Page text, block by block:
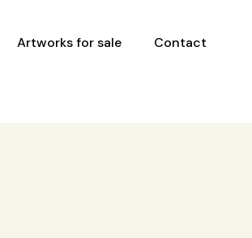
Artworks for sale Contact